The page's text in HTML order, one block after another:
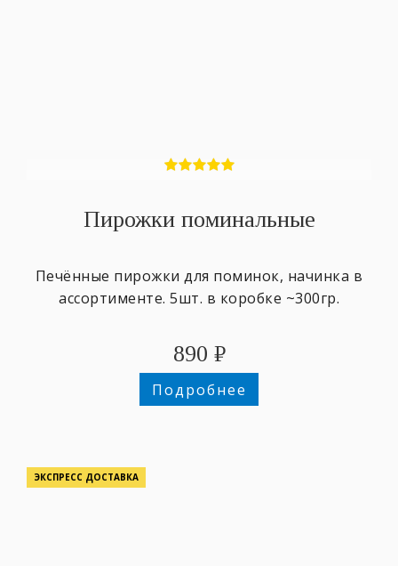
Пирожки поминальные
Печённые пирожки для поминок, начинка в
ассортименте. 5шт. в коробке ~300гр.
890 ₽
Подробнее
ЭКСПРЕСС ДОСТАВКА